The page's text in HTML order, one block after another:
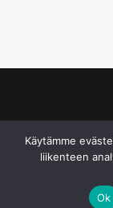
Käytämme
liikenteen
Ok